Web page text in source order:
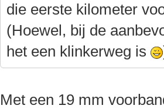
die eerste kilometer
(Hoewel, bij de
het een klinkerweg is
Met een 19 mm